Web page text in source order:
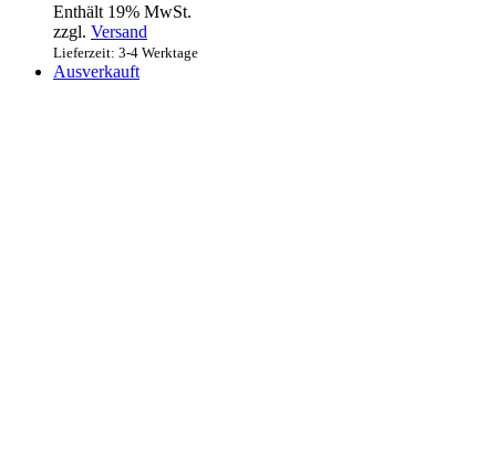
Enthält 19% MwSt.
zzgl. Versand
Lieferzeit: 3-4 Werktage
Ausverkauft